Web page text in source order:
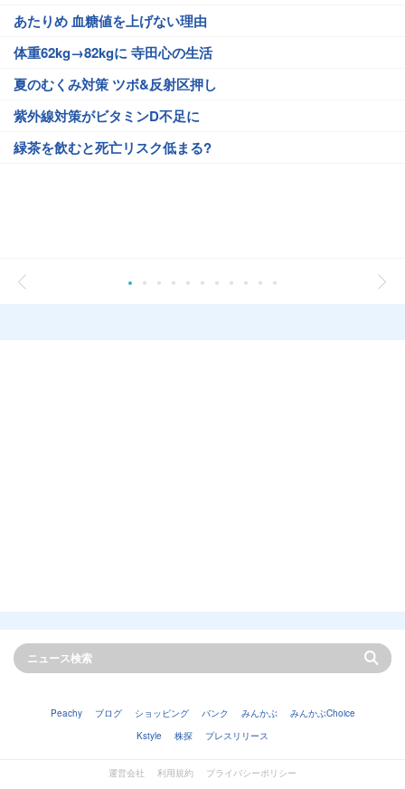
あたりめ 血糖値を上げない理由
体重62kg→82kgに 寺田心の生活
夏のむくみ対策 ツボ&反射区押し
紫外線対策がビタミンD不足に
緑茶を飲むと死亡リスク低まる?
Peachy ブログ ショッピング バンク みんかぶ
みんかぶChoice
Kstyle
株探 プレスリリース
運営会社 利用規約 プライバシーポリシー